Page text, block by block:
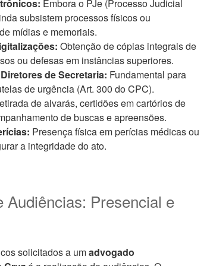
Embora o PJe (Processo Judicial
subsistem processos físicos ou
mídias e memoriais.
Obtenção de cópias integrais de
ou defesas em instâncias superiores.
de Secretaria: Fundamental para
de urgência (Art. 300 do CPC).
de alvarás, certidões em cartórios de
de buscas e apreensões.
Presença física em perícias médicas ou
a integridade do ato.
Audiências: Presencial e
solicitados a umadvogado